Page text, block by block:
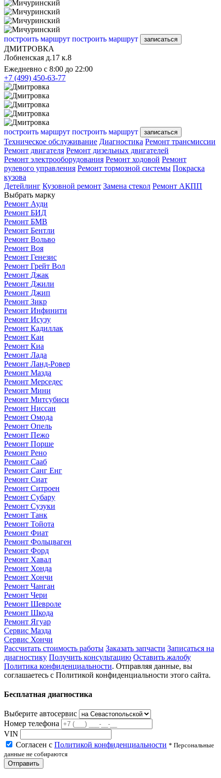
построить маршрут построить маршрут записаться
ДМИТРОВКА
Лобненская д.17 к.8
Ежедневно с 8:00 до 22:00
+7 (499) 450-63-77
построить маршрут построить маршрут записаться
Техническое обслуживание Диагностика Ремонт трансмиссии
Ремонт двигателя Ремонт дизельных двигателей
Ремонт электрооборудования Ремонт ходовой Ремонт
рулевого управления Ремонт тормозной системы Покраска
кузова
Детейлинг Кузовной ремонт Замена стекол Ремонт АКПП
Выбрать марку
Ремонт Ауди
Ремонт БИД
Ремонт БМВ
Ремонт Бентли
Ремонт Вольво
Ремонт Воя
Ремонт Генезис
Ремонт Грейт Вол
Ремонт Джак
Ремонт Джили
Ремонт Джип
Ремонт Зикр
Ремонт Инфинити
Ремонт Исузу
Ремонт Кадиллак
Ремонт Каи
Ремонт Киа
Ремонт Лада
Ремонт Ланд-Ровер
Ремонт Мазда
Ремонт Мерседес
Ремонт Мини
Ремонт Митсубиси
Ремонт Ниссан
Ремонт Омода
Ремонт Опель
Ремонт Пежо
Ремонт Порше
Ремонт Рено
Ремонт Сааб
Ремонт Санг Енг
Ремонт Сиат
Ремонт Ситроен
Ремонт Субару
Ремонт Сузуки
Ремонт Танк
Ремонт Тойота
Ремонт Фиат
Ремонт Фольцваген
Ремонт Форд
Ремонт Хавал
Ремонт Хонда
Ремонт Хончи
Ремонт Чанган
Ремонт Чери
Ремонт Шевроле
Ремонт Шкода
Ремонт Ягуар
Сервис Мазда
Сервис Хончи
Рассчитать стоимость работы Заказать запчасти Записаться на
диагностику Получить консультацию Оставить жалобу
Политика конфиденциальности. Отправляя данные, вы
соглашаетесь с Политикой конфиденциальности этого сайта.
Бесплатная диагностика
Выберите автосервис
Номер телефона
VIN
Согласен с Политикой конфиденциальности * Персональные
данные не собираются
Отправить